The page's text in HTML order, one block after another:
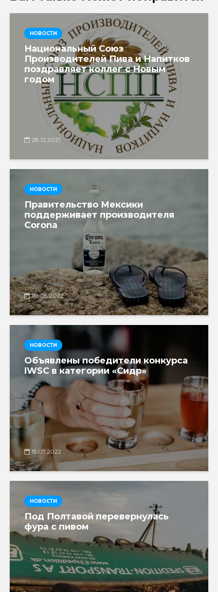
НОВОСТИ
Национальный Союз
Производителей Пива и Напитков
поздравляет коллег с Новым
годом
28.12.2021
НОВОСТИ
Правительство Мексики
поддерживает производителя
Corona
10.08.2022
НОВОСТИ
Объявлены победители конкурса
IWSC в категории «Сидр»
15.07.2022
НОВОСТИ
Под Полтавой перевернулась
фура с пивом